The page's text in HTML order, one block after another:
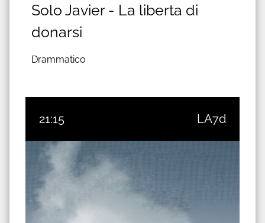
Solo Javier - La liberta di
donarsi
Drammatico
21:15 LA7d